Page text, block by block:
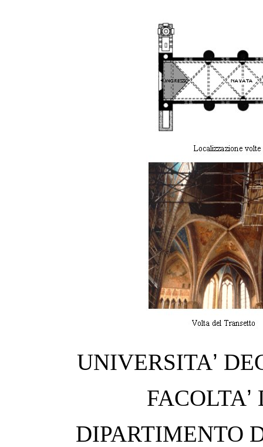
UNIVERSITA’
FACOLTA’
DIPARTIMENTO